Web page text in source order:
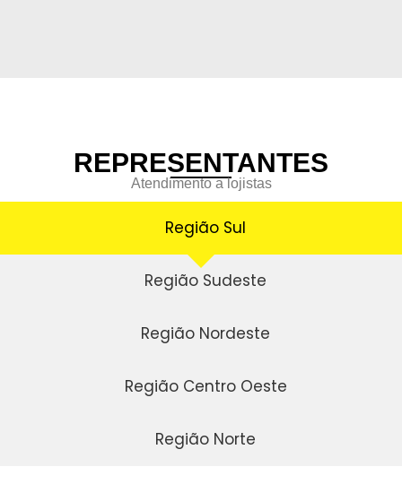
REPRESENTANTES
Atendimento a lojistas
Região Sul
Região Sudeste
Região Nordeste
Região Centro Oeste
Região Norte